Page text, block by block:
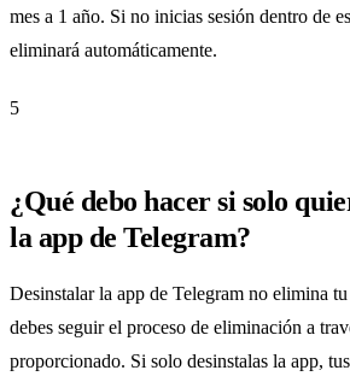
mes a 1 año. Si no inicias sesión dentro de
eliminará automáticamente.
5
¿Qué debo hacer si solo
la app de Telegram?
Desinstalar la app de Telegram no elimina
debes seguir el proceso de eliminación a
proporcionado. Si solo desinstalas la app,